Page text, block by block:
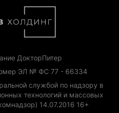
ДокторПитер
ЭЛ № ФС 77 - 66334
службой по надзору в
технологий и массовых
14.07.2016 16+